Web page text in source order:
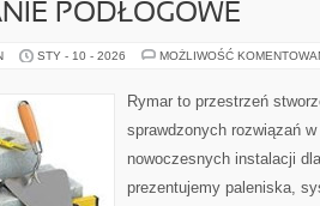
PODŁOGOWE
STY - 10 - 2026 MOŻLIWOŚĆ
Rymar to przestrzeń
sprawdzonych rozwiązań
nowoczesnych instalacji
prezentujemy paleniska,